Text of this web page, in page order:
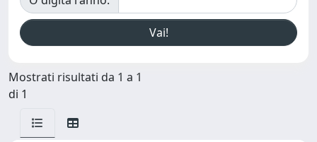
Mostrati risultati da 1 a 1
di 1